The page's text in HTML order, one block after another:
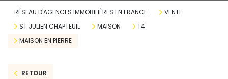
RÉSEAU D'AGENCES IMMOBILIÈRES EN FRANCE
VENTE
ST JULIEN CHAPTEUIL
MAISON
T4
MAISON EN PIERRE
RETOUR